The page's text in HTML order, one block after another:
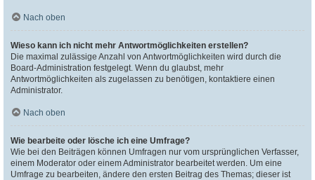
Nach oben
Wieso kann ich nicht mehr Antwortmöglichkeiten erstellen?
Die maximal zulässige Anzahl von Antwortmöglichkeiten wird durch die
Board-Administration festgelegt. Wenn du glaubst, mehr
Antwortmöglichkeiten als zugelassen zu benötigen, kontaktiere einen
Administrator.
Nach oben
Wie bearbeite oder lösche ich eine Umfrage?
Wie bei den Beiträgen können Umfragen nur vom ursprünglichen Verfasser,
einem Moderator oder einem Administrator bearbeitet werden. Um eine
Umfrage zu bearbeiten, ändere den ersten Beitrag des Themas; dieser ist